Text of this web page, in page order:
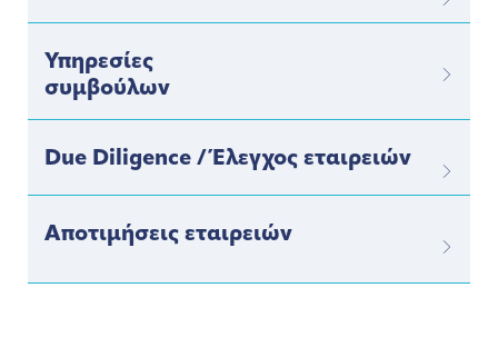
Υπηρεσίες
συμβούλων
Due Diligence / Έλεγχος εταιρειών
Αποτιμήσεις εταιρειών